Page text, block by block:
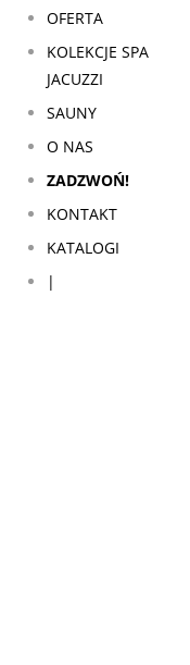
OFERTA
KOLEKCJE SPA
JACUZZI
SAUNY
O NAS
ZADZWOŃ!
KONTAKT
KATALOGI
|